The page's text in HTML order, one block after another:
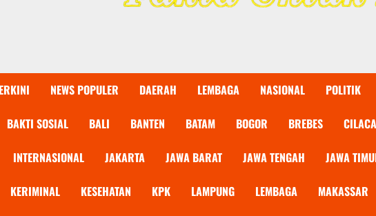
NEWS POPULER DAERAH LEMBAGA NASIONAL POLITIK
BAKTI SOSIAL BALI BANTEN BATAM BOGOR BREBES
INTERNASIONAL JAKARTA JAWA BARAT JAWA TENGAH JAWA
KERIMINAL KESEHATAN KPK LAMPUNG LEMBAGA MAKASSAR